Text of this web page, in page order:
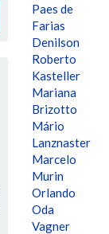
Paes de
Farias
Denilson
Roberto
Kasteller
Mariana
Brizotto
Mário
Lanznaster
Marcelo
Murin
Orlando
Oda
Vagner